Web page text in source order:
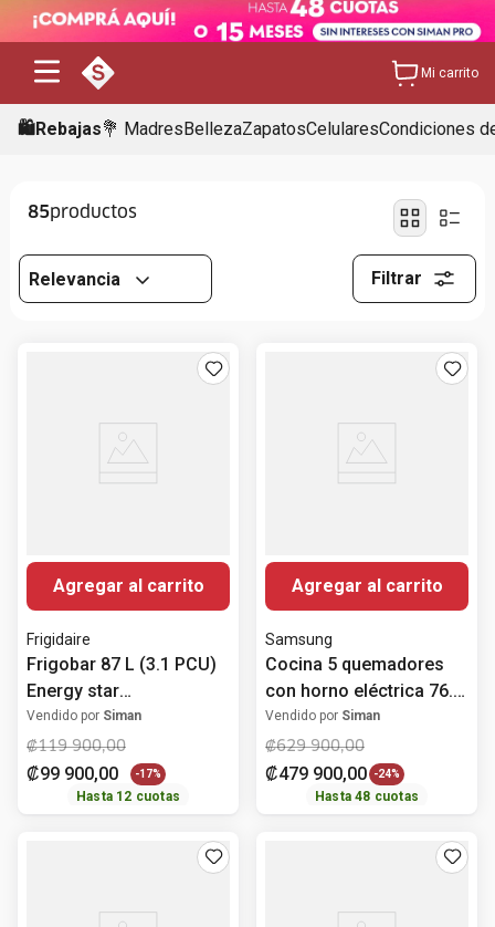
Mi carrito
🛍️Rebajas💐 MadresBellezaZapatosCelularesCondiciones
85
Relevancia Filtrar
Agregar al carrito
Frigidaire
Frigobar 87 L (3.1 PCU)
Energy star
FFPS3133UM Frigidaire
Vendido por Siman
₡119 900,00
₡99 900,00 -17%
Hasta 12 cuotas
Agregar al carrito
Samsung
Cocina 5 quemadores
con horno eléctrica 76.1
cm (30")
NE63F6311SR/AP
Samsung
Vendido por Siman
₡629 900,00
₡479 900,00 -24%
Hasta48 cuotas